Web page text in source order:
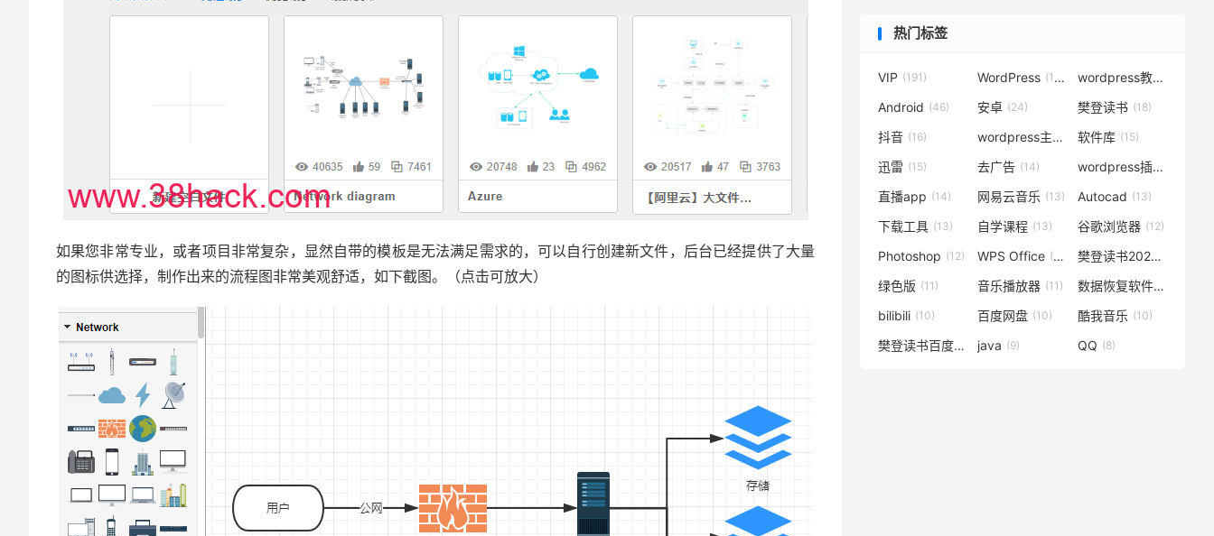
如果您非常专业，或者项目非常复杂，显然自带的模板是无法满足需求的，可以自行创建新文件，后台已经提供了大量
的图标供选择，制作出来的流程图非常美观舒适，如下截图。（点击可放大）
热门标签
VIP (191) WordPress (119) wordpress教程
Android (46) 安卓 (24) 樊登读书 (18)
抖音 (16) wordpress主题 (15)
软件库 (15)
迅雷 (15) 去广告 (14) wordpress插件
直播app (14) 网易云音乐 (13) Autocad (13)
下载工具 (13) 自学课程 (13) 谷歌浏览器 (12)
Photoshop (12) WPS Office (12) 樊登读书2020
绿色版 (11) 音乐播放器 (11) 数据恢复软件(11)
bilibili (10) 百度网盘 (10) 酷我音乐 (10)
樊登读书百度云 (10)
java (9) QQ (8)